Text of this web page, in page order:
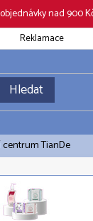
nad 900
Reklamace
Hledat
centrum TianDe